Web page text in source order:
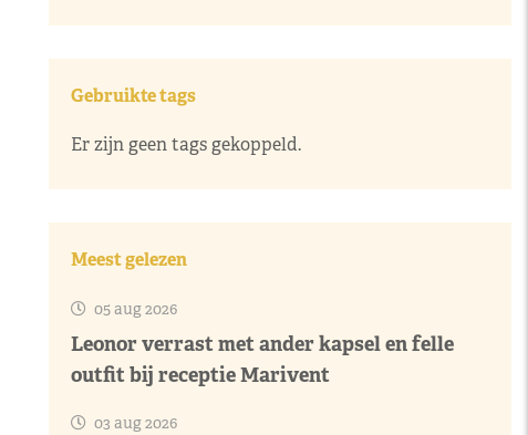
Gebruikte tags
Er zijn geen tags gekoppeld.
Meest gelezen
05 aug 2026
Leonor verrast met ander kapsel en felle
outfit bij receptie Marivent
03 aug 2026